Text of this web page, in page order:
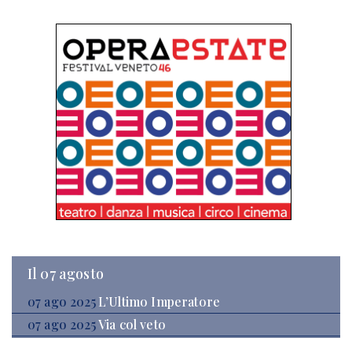
Il 07 agosto
07 ago 2025 L’Ultimo Imperatore
07 ago 2025Via col veto